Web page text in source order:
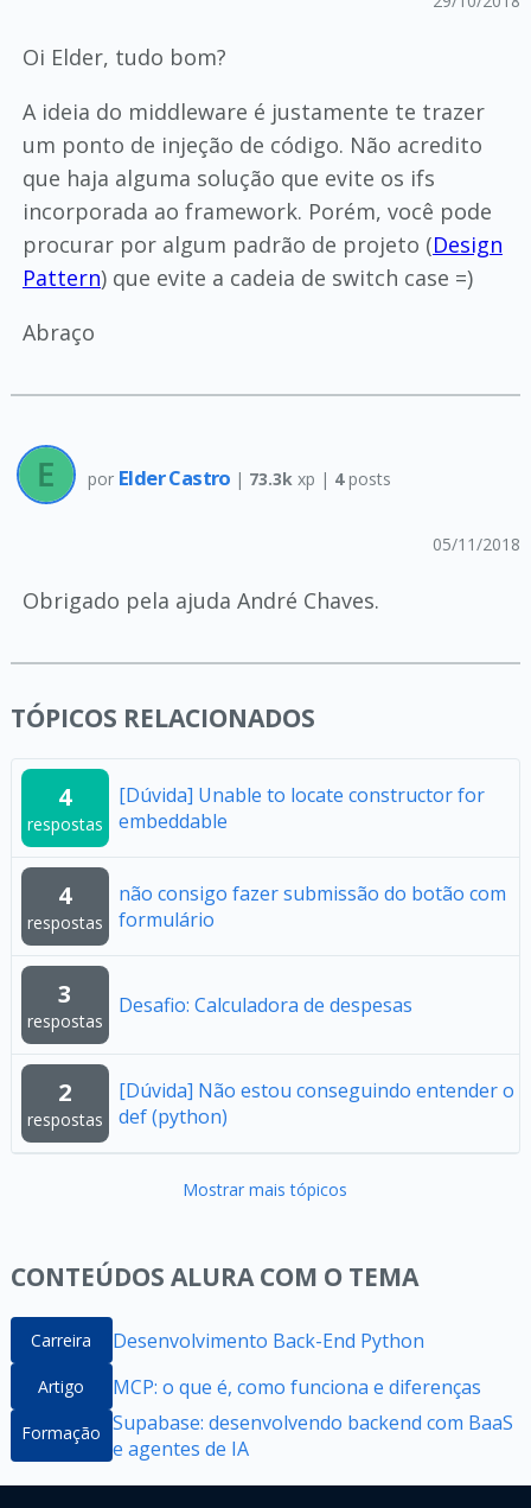
Oi Elder, tudo bom?
A ideia do middleware é justamente te trazer
um ponto de injeção de código. Não acredito
que haja alguma solução que evite os ifs
incorporada ao framework. Porém, você pode
procurar por algum padrão de projeto (Design
Pattern) que evite a cadeia de switch case =)
Abraço
por Elder Castro | 73.3k xp | 4posts
05/11/2018
Obrigado pela ajuda André Chaves.
TÓPICOS RELACIONADOS
4
respostas
[Dúvida] Unable to locate constructor for
embeddable
4
respostas
não consigo fazer submissão do botão com
formulário
3
respostas
Desafio: Calculadora de despesas
2
respostas
[Dúvida] Não estou conseguindo entender o
def (python)
Mostrar mais tópicos
CONTEÚDOS ALURA COM O TEMA
Carreira Desenvolvimento Back-End Python
Artigo MCP: o que é, como funciona e diferenças
Formação Supabase: desenvolvendo backend com BaaS
e agentes de IA